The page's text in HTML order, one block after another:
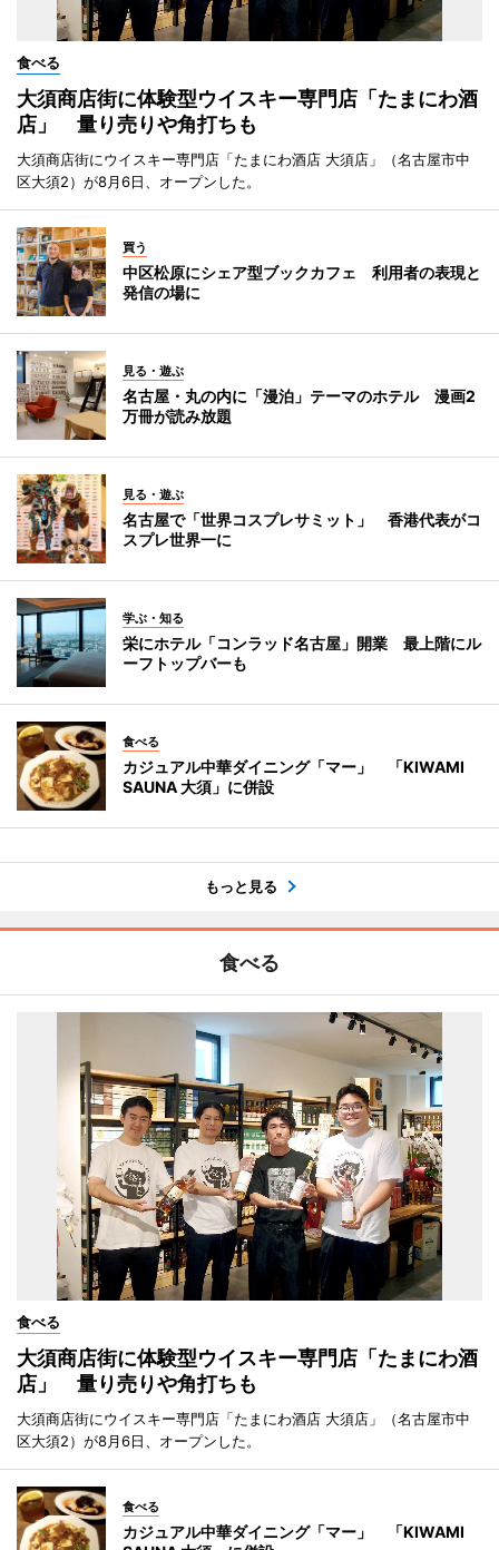
食べる
大須商店街に体験型ウイスキー専門店「たまにわ酒
店」 量り売りや角打ちも
大須商店街にウイスキー専門店「たまにわ酒店 大須店」（名古屋市中
区大須2）が8月6日、オープンした。
買う
中区松原にシェア型ブックカフェ 利用者の表現と
発信の場に
見る・遊ぶ
名古屋・丸の内に「漫泊」テーマのホテル 漫画2
万冊が読み放題
見る・遊ぶ
名古屋で「世界コスプレサミット」 香港代表がコ
スプレ世界一に
学ぶ・知る
栄にホテル「コンラッド名古屋」開業 最上階にル
ーフトップバーも
食べる
カジュアル中華ダイニング「マー」 「KIWAMI
SAUNA 大須」に併設
もっと見る
食べる
食べる
大須商店街に体験型ウイスキー専門店「たまにわ酒
店」 量り売りや角打ちも
大須商店街にウイスキー専門店「たまにわ酒店 大須店」（名古屋市中
区大須2）が8月6日、オープンした。
食べる
カジュアル中華ダイニング「マー」 「KIWAMI